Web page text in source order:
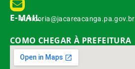
E-MAIL
ouvidoria@jacareacanga.pa.gov.br
COMO CHEGAR À PREFEITURA